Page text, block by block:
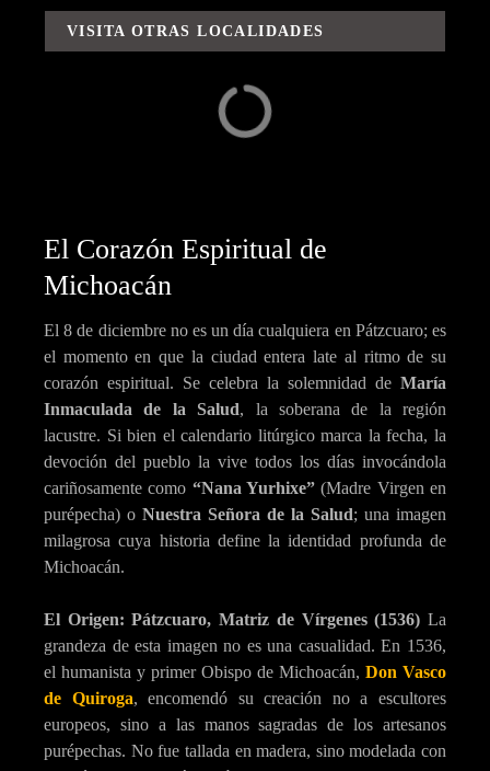
VISITA OTRAS LOCALIDADES
El Corazón Espiritual de
Michoacán
El 8 de diciembre no es un día cualquiera en Pátzcuaro; es
el momento en que la ciudad entera late al ritmo de su
corazón espiritual. Se celebra la solemnidad de María
Inmaculada de la Salud, la soberana de la región
lacustre. Si bien el calendario litúrgico marca la fecha, la
devoción del pueblo la vive todos los días invocándola
cariñosamente como “Nana Yurhixe” (Madre Virgen en
purépecha) o Nuestra Señora de la Salud; una imagen
milagrosa cuya historia define la identidad profunda de
Michoacán.
El Origen: Pátzcuaro, Matriz de Vírgenes (1536) La
grandeza de esta imagen no es una casualidad. En 1536,
el humanista y primer Obispo de Michoacán, Don Vasco
de Quiroga, encomendó su creación no a escultores
europeos, sino a las manos sagradas de los artesanos
purépechas. No fue tallada en madera, sino modelada con